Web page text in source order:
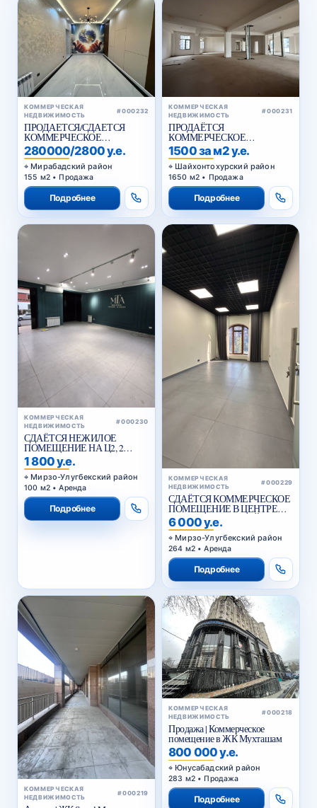
КОММЕРЧЕСКАЯ
НЕДВИЖИМОСТЬ
#000232
ПРОДАЕТСЯ/СДАЕТСЯ
КОММЕРЧЕСКОЕ
ПОМЕЩЕНИЕ НУКУССКАЯ
280000/2800 у.е.
Мирабадский район
155 м2 • Продажа
Подробнее
КОММЕРЧЕСКАЯ
НЕДВИЖИМОСТЬ
#000231
ПРОДАЁТСЯ
КОММЕРЧЕСКОЕ
ПОМЕЩЕНИЕ ВДОЛЬ
ДОРОГИ , КУКЧА
1500 за м2 у.е.
Шайхонтохурский район
1650 м2 • Продажа
Подробнее
КОММЕРЧЕСКАЯ
НЕДВИЖИМОСТЬ
#000230
СДАЁТСЯ НЕЖИЛОЕ
ПОМЕЩЕНИЕ НА Ц2, 2
ЛИНИЯ ВДОЛЬ ДОРОГИ
1 800 у.е.
Мирзо-Улугбекский район
100 м2 • Аренда
Подробнее
КОММЕРЧЕСКАЯ
НЕДВИЖИМОСТЬ
#000229
СДАЁТСЯ КОММЕРЧЕСКОЕ
ПОМЕЩЕНИЕ В ЦЕНТРЕ
ГОРОДА НА ПЕРВОЙ
ЛИНИИ
6 000 у.е.
Мирзо-Улугбекский район
264 м2 • Аренда
Подробнее
КОММЕРЧЕСКАЯ
НЕДВИЖИМОСТЬ
#000219
КОММЕРЧЕСКАЯ
НЕДВИЖИМОСТЬ
#000218
Продажа | Коммерческое
помещение в ЖК Мухташам
800 000 у.е.
Юнусабадский район
283 м2 • Продажа
Подробнее